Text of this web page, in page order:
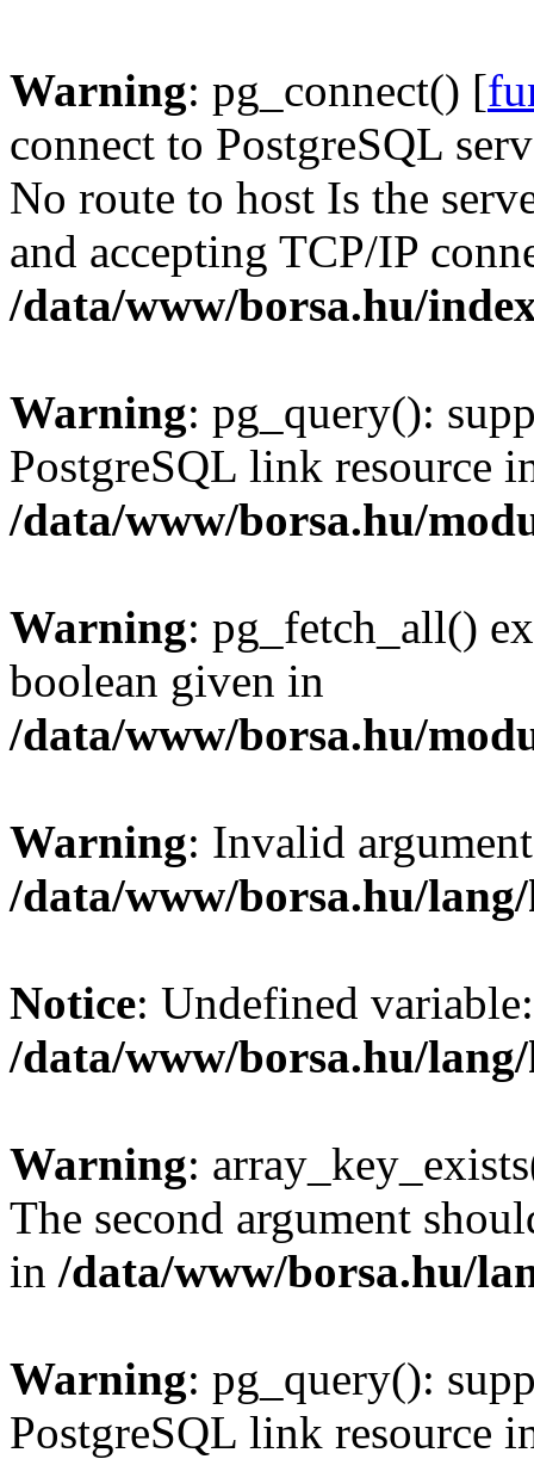
Warning: pg_connect() [
connect to PostgreSQL
No route to host Is the
and accepting TCP/IP
/data/www/borsa.hu/
Warning: pg_query():
PostgreSQL link resource
/data/www/borsa.hu/
Warning: pg_fetch_all()
boolean given in
/data/www/borsa.hu/
Warning: Invalid
/data/www/borsa.hu/
Notice: Undefined
/data/www/borsa.hu/
Warning:
The second argument
in /data/www/borsa.hu/
Warning: pg_query():
PostgreSQL link resource